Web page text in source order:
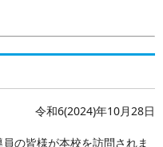
令和6(2024)年10月28日
の皆様が本校を訪問されま